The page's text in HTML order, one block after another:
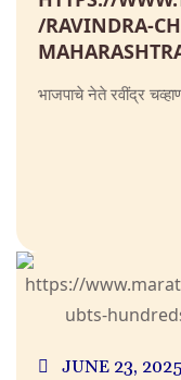
/RAVINDRA-
भाजपाचे नेते रवींद्र
JUNE 23, 2025